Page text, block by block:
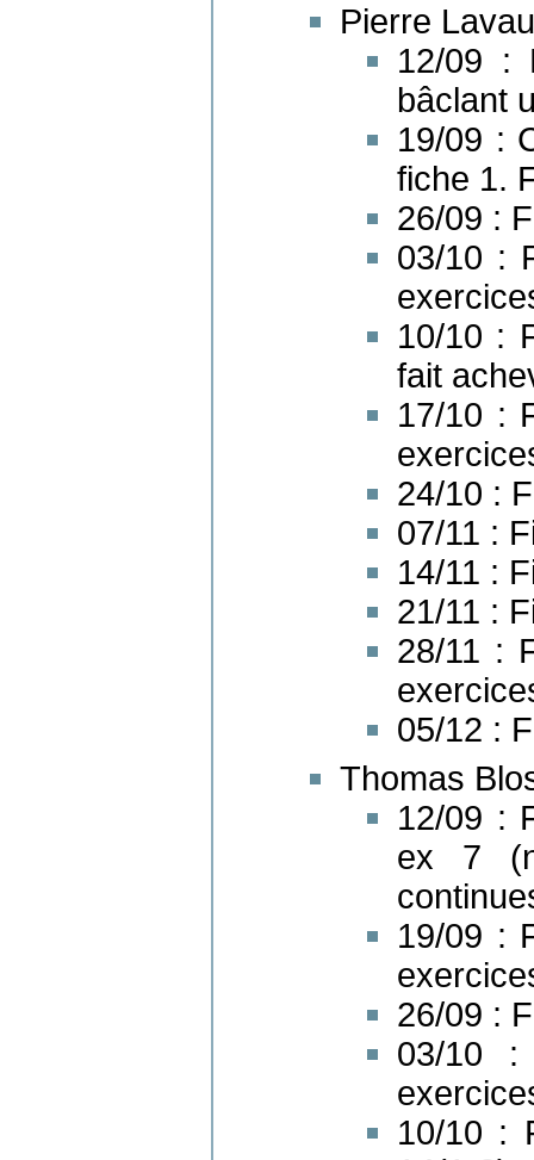
Pierre
12/09 :
bâclant
19/09 :
fiche 1.
26/09 :
03/10 :
10/10 :
fait
17/10 :
24/10 :
07/11 :
14/11 :
21/11 :
28/11 :
05/12 :
Thomas
12/09 :
ex 7
19/09 :
26/09 :
03/10 :
10/10 :